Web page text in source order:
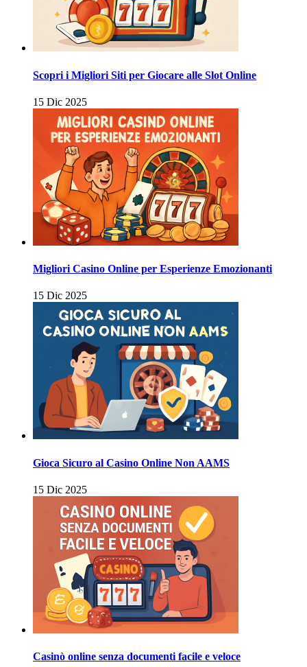
Scopri i Migliori Siti per Giocare alle Slot Online
15 Dic 2025
Migliori Casino Online per Esperienze Emozionanti
15 Dic 2025
Gioca Sicuro al Casino Online Non AAMS
15 Dic 2025
Casinò online senza documenti facile e veloce